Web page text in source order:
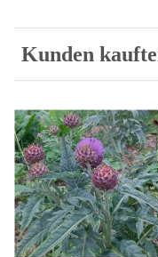
Kunden